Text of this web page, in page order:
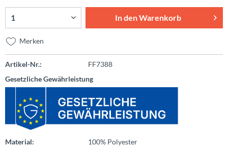
In denWarenkorb
Merken
Artikel-Nr.:
FF7388
Gesetzliche Gewährleistung
Material: 100% Polyester